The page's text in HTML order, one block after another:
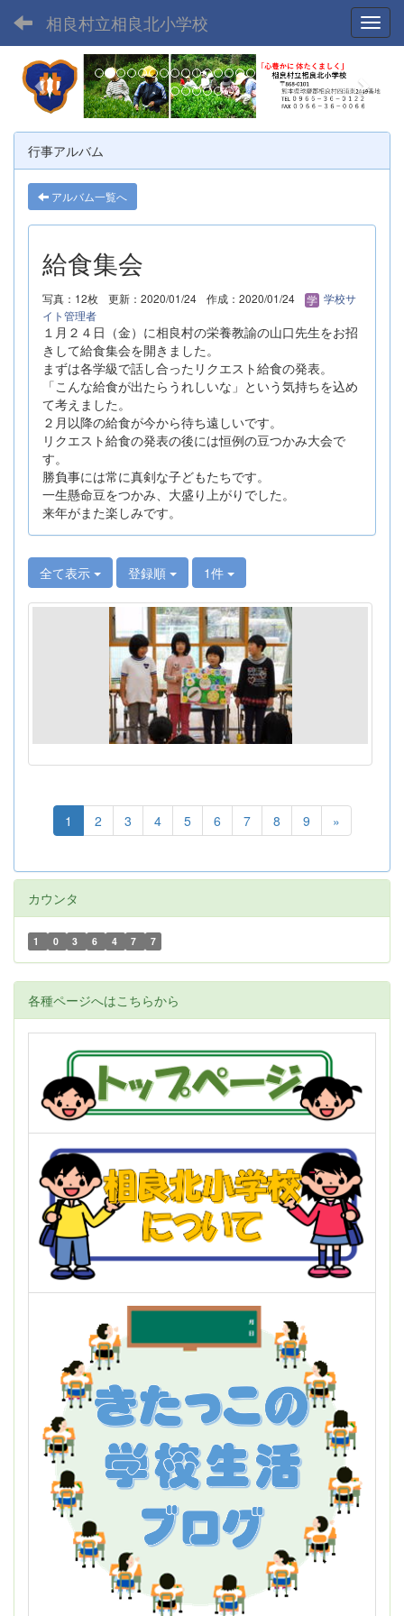
相良村立相良北小学校
p
r
e
v
i
o
u
e
x
t
行事アルバム
アルバム一覧へ
給食集会
写真：12枚 更新：2020/01/24 作成：2020/01/24
学校サ
イト管理者
１月２４日（金）に相良村の栄養教諭の山口先生をお招
きして給食集会を開きました。
まずは各学級で話し合ったリクエスト給食の発表。
「こんな給食が出たらうれしいな」という気持ちを込め
て考えました。
２月以降の給食が今から待ち遠しいです。
リクエスト給食の発表の後には恒例の豆つかみ大会で
す。
勝負事には常に真剣な子どもたちです。
一生懸命豆をつかみ、大盛り上がりでした。
来年がまた楽しみです。
全て表示 登録順 1件
1 2 3 4 5 6 7 8 9 »
カウンタ
1 0 3 6 4 7 7
各種ページへはこちらから